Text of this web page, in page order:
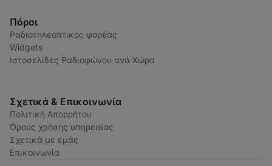
Πόροι
Ραδιοτηλεοπτικός φορέας
Widgets
Ιστοσελίδες Ραδιοφώνου ανά Χώρα
Σχετικά & Επικοινωνία
Πολιτική Απορρήτου
Όρους χρήσης υπηρεσίας
Σχετικά με εμάς
Επικοινωνία